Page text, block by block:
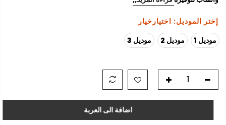
إختر الموديل: اختيارخيار
موديل 1
موديل 2 موديل 3
اضافة الى العربة